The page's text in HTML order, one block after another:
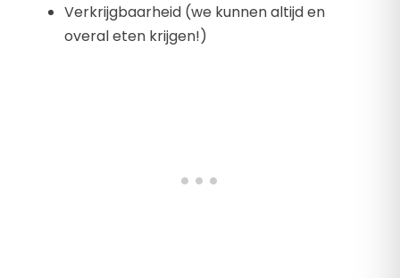
Verkrijgbaarheid (we kunnen altijd en
overal eten krijgen!)